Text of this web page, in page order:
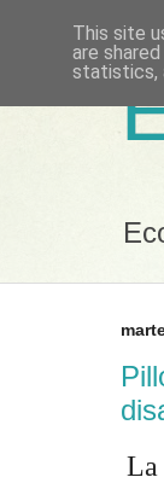
La
This site
are
statistics,